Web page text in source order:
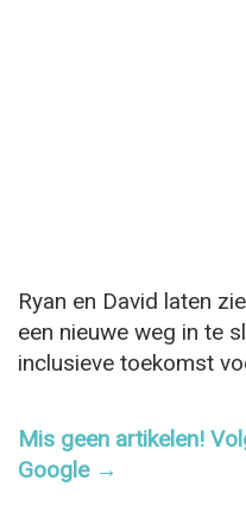
Ryan en David laten
een nieuwe weg in te
inclusieve toekomst
Mis geen artikelen!
Google →